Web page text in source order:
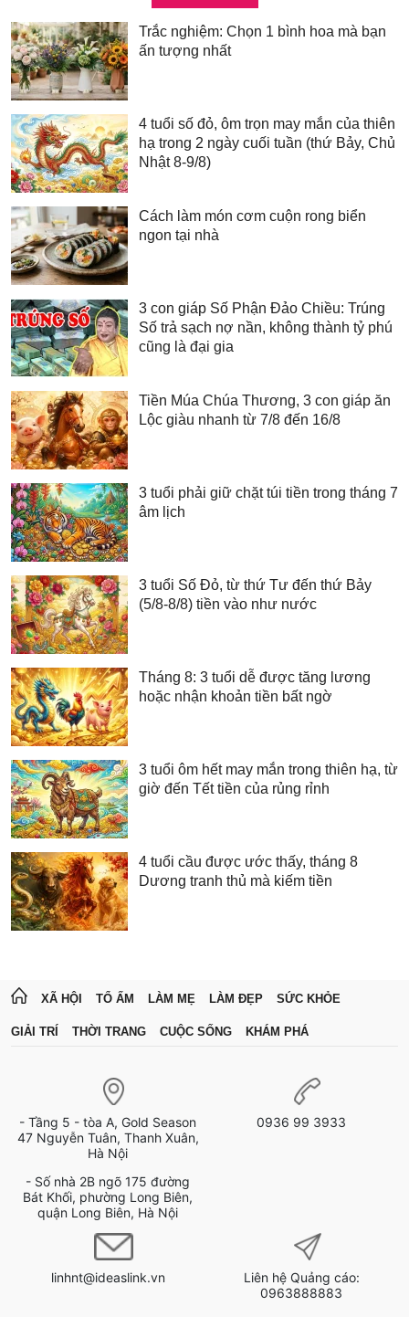
Trắc nghiệm: Chọn 1 bình hoa mà bạn
ấn tượng nhất
4 tuổi số đỏ, ôm trọn may mắn của thiên
hạ trong 2 ngày cuối tuần (thứ Bảy, Chủ
Nhật 8-9/8)
Cách làm món cơm cuộn rong biển
ngon tại nhà
3 con giáp Số Phận Đảo Chiều: Trúng
Số trả sạch nợ nần, không thành tỷ phú
cũng là đại gia
Tiền Múa Chúa Thương, 3 con giáp ăn
Lộc giàu nhanh từ 7/8 đến 16/8
3 tuổi phải giữ chặt túi tiền trong tháng 7
âm lịch
3 tuổi Số Đỏ, từ thứ Tư đến thứ Bảy
(5/8-8/8) tiền vào như nước
Tháng 8: 3 tuổi dễ được tăng lương
hoặc nhận khoản tiền bất ngờ
3 tuổi ôm hết may mắn trong thiên hạ, từ
giờ đến Tết tiền của rủng rỉnh
4 tuổi cầu được ước thấy, tháng 8
Dương tranh thủ mà kiếm tiền
XÃ HỘI TỔ ẤM LÀM MẸ LÀM ĐẸP SỨC KHỎE
GIẢI TRÍ THỜI TRANG CUỘC SỐNG KHÁM PHÁ
- Tầng 5 - tòa A, Gold Season
47 Nguyễn Tuân, Thanh Xuân,
Hà Nội
- Số nhà 2B ngõ 175 đường
Bát Khối, phường Long Biên,
quận Long Biên, Hà Nội
0936 99 3933
linhnt@ideaslink.vn
Liên hệ Quảng cáo:
0963888883